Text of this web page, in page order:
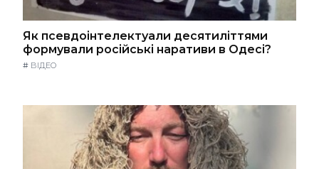
Як псевдоінтелектуали десятиліттями
формували російські наративи в Одесі?
# ВІДЕО